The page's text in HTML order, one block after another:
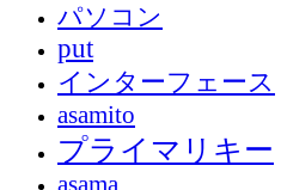
パソコン
put
インターフェース
asamito
プライマリキー
asama